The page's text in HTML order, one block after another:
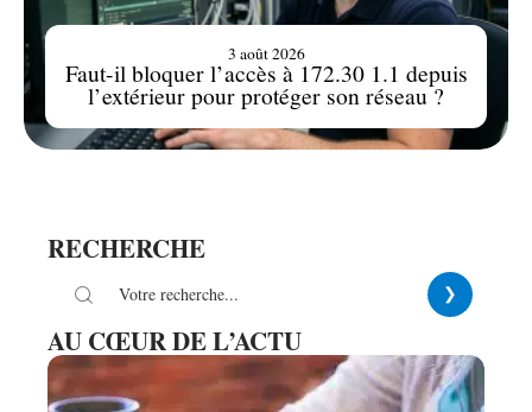
Faut-il bloquer l’accès à 172.30 1.1 depuis
l’extérieur pour protéger son réseau ?
3 août 2026
RECHERCHE
AU CŒUR DE L’ACTU